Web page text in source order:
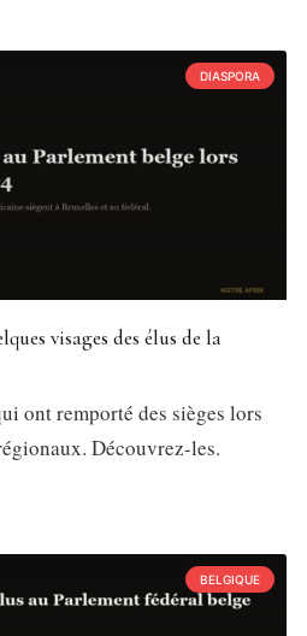
DIASPORA
visages des élus de la
ont remporté des sièges lors
Découvrez-les.
BELGIQUE